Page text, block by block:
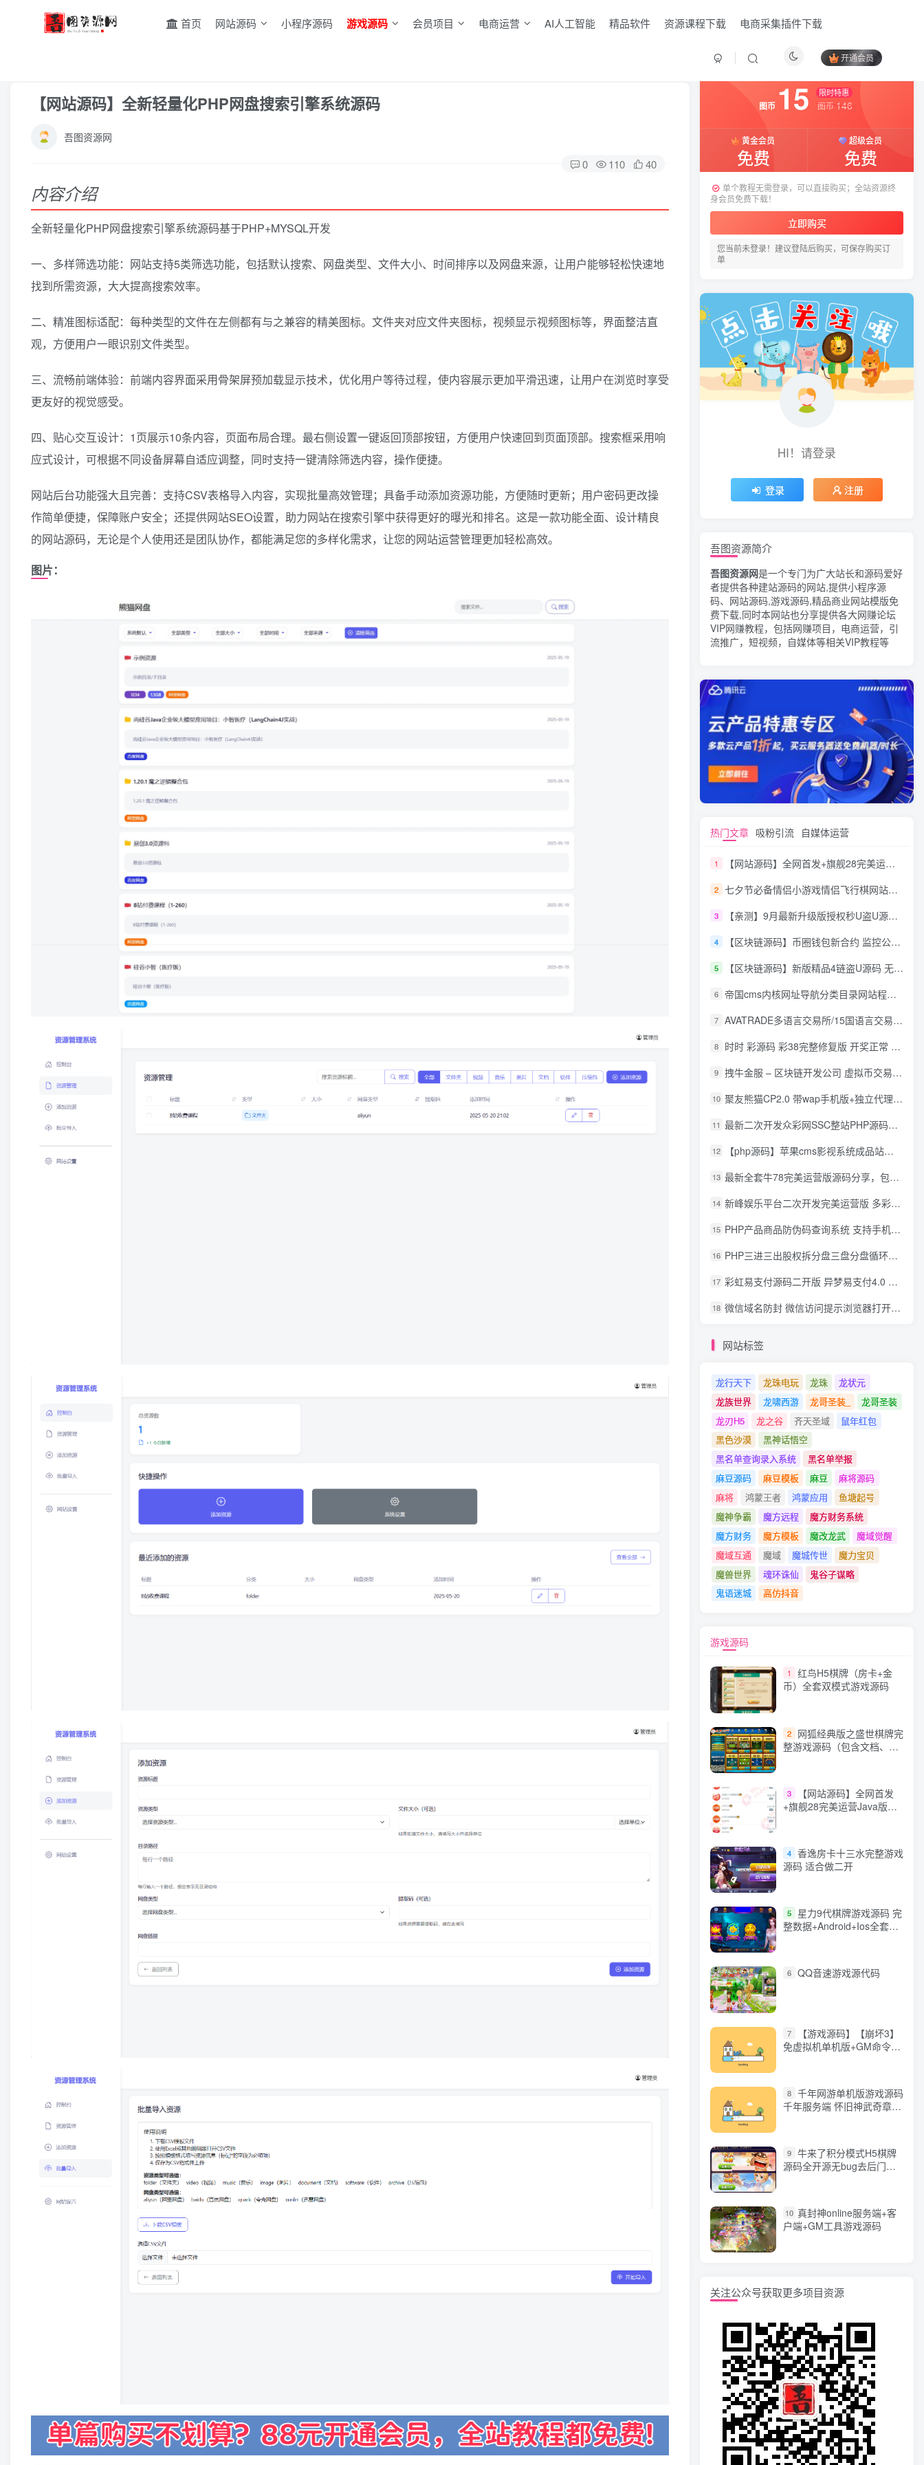
首页 网站源码 小程序源码 游戏源码 会员项目 电商运营 AI人工智能 精品软件 资源课程下载 电商采集插件下载
开通会员
【网站源码】全新轻量化PHP网盘搜索引擎系统源码
吾图资源网
0 110 40
内容介绍
全新轻量化PHP网盘搜索引擎系统源码基于PHP+MYSQL开发
一、多样筛选功能：网站支持5类筛选功能，包括默认搜索、网盘类型、文件大小、时间排序以及网盘来源，让用户能够轻松快速地
找到所需资源，大大提高搜索效率。
二、精准图标适配：每种类型的文件在左侧都有与之兼容的精美图标。文件夹对应文件夹图标，视频显示视频图标等，界面整洁直
观，方便用户一眼识别文件类型。
三、流畅前端体验：前端内容界面采用骨架屏预加载显示技术，优化用户等待过程，使内容展示更加平滑迅速，让用户在浏览时享受
更友好的视觉感受。
四、贴心交互设计：1页展示10条内容，页面布局合理。最右侧设置一键返回顶部按钮，方便用户快速回到页面顶部。搜索框采用响
应式设计，可根据不同设备屏幕自适应调整，同时支持一键清除筛选内容，操作便捷。
网站后台功能强大且完善：支持CSV表格导入内容，实现批量高效管理；具备手动添加资源功能，方便随时更新；用户密码更改操
作简单便捷，保障账户安全；还提供网站SEO设置，助力网站在搜索引擎中获得更好的曝光和排名。这是一款功能全面、设计精良
的网站源码，无论是个人使用还是团队协作，都能满足您的多样化需求，让您的网站运营管理更加轻松高效。
图片：
HI！请登录
登录 注册
付费资源
图币 15 限时特惠
图币 146
黄金会员
免费
超级会员
免费
单个教程无需登录，可以直接购买；全站资源终
身会员免费下载！
立即购买
您当前未登录！建议登陆后购买，可保存购买订
单
HI！请登录
登录 注册
吾图资源简介
吾图资源网是一个专门为广大站长和源码爱好
者提供各种建站源码的网站,提供小程序源
码、网站源码,游戏源码,精品商业网站模版免
费下载,同时本网站也分享提供各大网赚论坛
VIP网赚教程，包括网赚项目，电商运营，引
流推广，短视频，自媒体等相关VIP教程等
热门文章 吸粉引流 自媒体运营
1 【网站源码】全网首发+旗舰28完美运营Java版高仿28圈+彩种丰富+机器人+眯牌
2 七夕节必备情侣小游戏情侣飞行棋网站源码
3 【亲测】9月最新升级版授权秒U盗U源码/四链盗U源码/自带提币接口
4 【区块链源码】币圈钱包新合约 监控公链转账地址 尾数模拟转账数据生成 0 U攻击带安装说明
5 【区块链源码】新版精品4链盗U源码 无限开代理模式 后台 代理数据可看 包含搭建教程
6 帝国cms内核网址导航分类目录网站程序源码
7 AVATRADE多语言交易所/15国语言交易所/合约交易/期权交易/币币交易/申购/矿机/风控/前端wap/pc纯源码/带搭建教程
8 时时 彩源码 彩38完整修复版 开奖正常 带手机wap
9 拽牛金服 – 区块链开发公司 虚拟币交易系统 虚拟币交易平台开发 虚拟币ico众
10 聚友熊猫CP2.0 带wap手机版+独立代理后台+整站打包全开源
11 最新二次开发众彩网SSC整站PHP源码+WAP手机版+KJ采集器+集成云端在线充值
12 【php源码】苹果cms影视系统成品站打包+电影先生6.1.1模板优化版+15W+数据
13 最新全套牛78完美运营版源码分享，包含了资源组件+脚本程序
14 新峰娱乐平台二次开发完美运营版 多彩种多玩法 代理分红+积分兑换
15 PHP产品商品防伪码查询系统 支持手机防假验证网站建设 防伪码自动生成 批量导入
16 PHP三进三出股权拆分盘三盘分盘循环拆分系统源码
17 彩虹易支付源码二开版 异梦易支付4.0 可对接官方/易支付/码支付 去除后门 美化用户中心
18 微信域名防封 微信访问提示浏览器打开 非微信访问直接打开预防域名被封域名被封包换服务
网站标签
龙行天下 龙珠电玩 龙珠
龙状元
龙族世界
龙啸西游 龙哥圣装_
龙哥圣装
龙刃H5
龙之谷 齐天圣域
鼠年红包
黑色沙漠
黑神话悟空
黑名单查询录入系统
黑名单举报
麻豆源码
麻豆模板 麻豆
麻将源码
麻将
鸿蒙王者 鸿蒙应用
鱼塘起号
魔神争霸
魔方远程
魔方财务系统
魔方财务
魔方模板 魔改龙武
魔域觉醒
魔域互通
魔域 魔城传世
魔力宝贝
魔兽世界
魂环诛仙
鬼谷子谋略
鬼语迷城
高仿抖音
游戏源码
1
红鸟H5棋牌（房卡+金
币）全套双模式游戏源码
2
网狐经典版之盛世棋牌完
整游戏源码（包含文档、架
3
【网站源码】全网首发
+旗舰28完美运营Java版高
4 香逸房卡十三水完整游戏
源码 适合做二开
5
星力9代棋牌游戏源码 完
整数据+Android+Ios全套
6 QQ音速游戏源代码
7
【游戏源码】【崩坏3】
免虚拟机单机版+GM命令
8 千年网游单机版游戏源码
千年服务端 怀旧神武奇章一
9 牛来了积分模式H5棋牌
源码全开源无bug去后门无
10 真封神online服务端+客
户端+GM工具游戏源码
关注公众号获取更多项目资源